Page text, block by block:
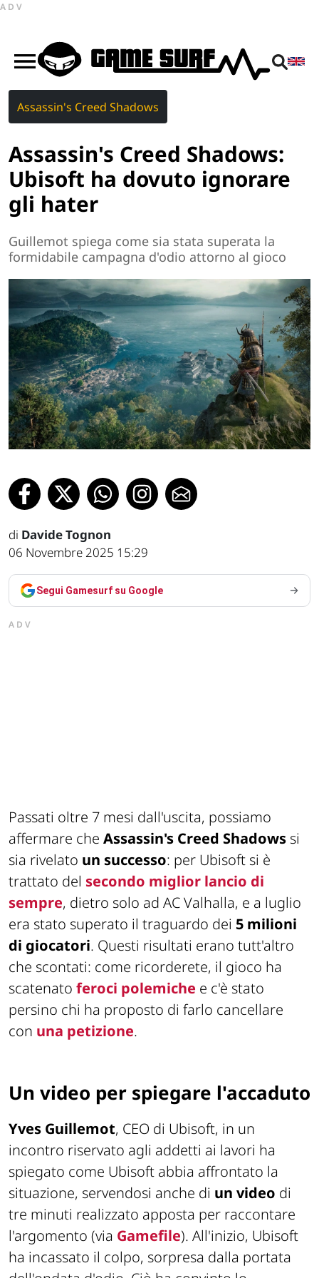
ADV
Assassin's Creed Shadows
Assassin's Creed Shadows:
Ubisoft ha dovuto ignorare
gli hater
Guillemot spiega come sia stata superata la
formidabile campagna d'odio attorno al gioco
di Davide Tognon
06 Novembre 2025 15:29
Segui Gamesurf su Google
ADV
Passati oltre 7 mesi dall'uscita, possiamo
affermare che Assassin's Creed Shadows si
sia rivelato un successo: per Ubisoft si è
trattato del secondo miglior lancio di
sempre, dietro solo ad AC Valhalla, e a luglio
era stato superato il traguardo dei 5 milioni
di giocatori. Questi risultati erano tutt'altro
che scontati: come ricorderete, il gioco ha
scatenato feroci polemiche e c'è stato
persino chi ha proposto di farlo cancellare
con una petizione.
Un video per spiegare l'accaduto
Yves Guillemot, CEO di Ubisoft, in un
incontro riservato agli addetti ai lavori ha
spiegato come Ubisoft abbia affrontato la
situazione, servendosi anche di un video di
tre minuti realizzato apposta per raccontare
l'argomento (via Gamefile). All'inizio, Ubisoft
ha incassato il colpo, sorpresa dalla portata